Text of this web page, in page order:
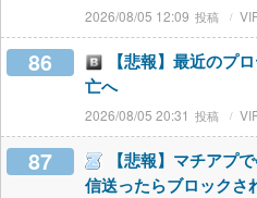
2026/08/05 12:09
86
【悲報】最近のプ
亡へ
2026/08/05 20:31
87
【悲報】マチアプ
信送ったらブロックさ